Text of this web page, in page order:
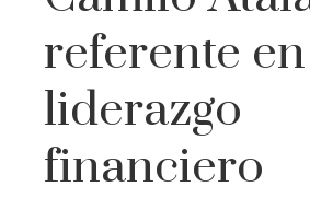
referente en
liderazgo
financiero